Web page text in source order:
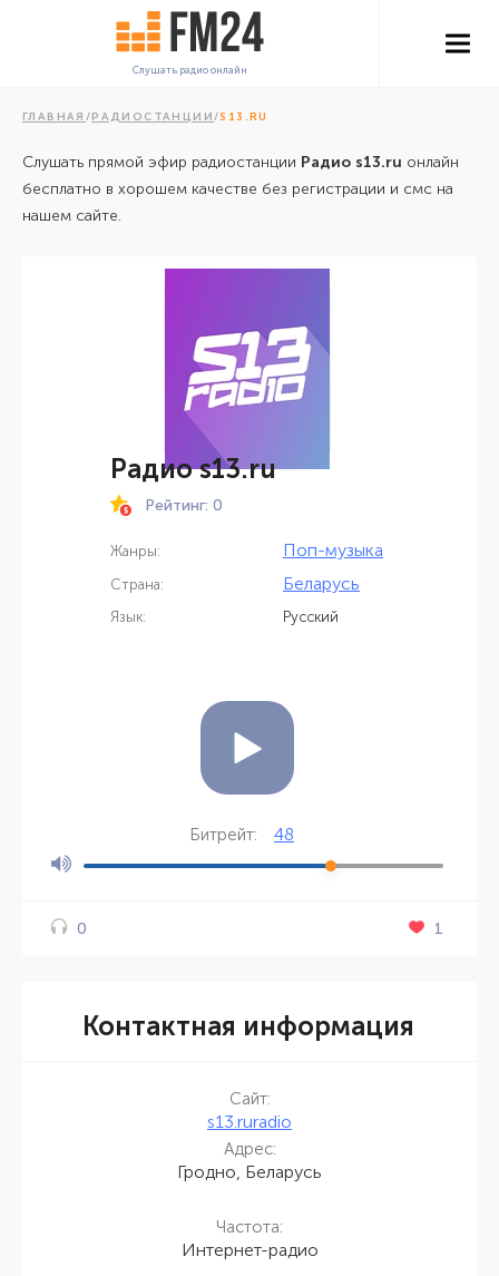
Слушать радио онлайн
ГЛАВНАЯ /РАДИОСТАНЦИИ/S13.RU
Слушать прямой эфир радиостанции Радио s13.ru онлайн
бесплатно в хорошем качестве без регистрации и смс на
нашем сайте.
Радио s13.ru
Рейтинг: 0
Жанры: Поп-музыка
Страна: Беларусь
Язык: Русский
Битрейт: 48
0 1
Контактная информация
Сайт:
s13.ruradio
Адрес:
Гродно, Беларусь
Частота:
Интернет-радио